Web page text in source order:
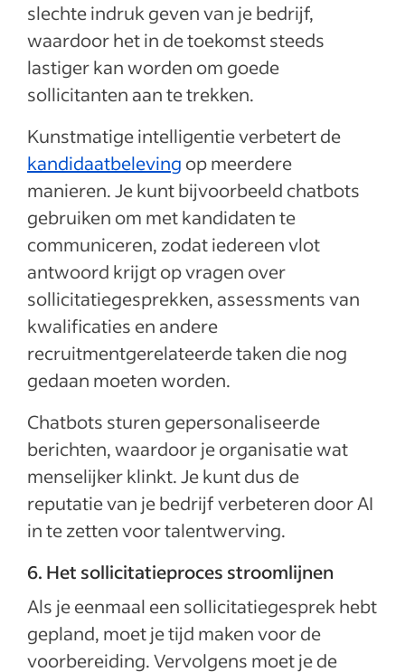
slechte indruk geven van je bedrijf,
waardoor het in de toekomst steeds
lastiger kan worden om goede
sollicitanten aan te trekken.
Kunstmatige intelligentie verbetert de
kandidaatbeleving op meerdere
manieren. Je kunt bijvoorbeeld chatbots
gebruiken om met kandidaten te
communiceren, zodat iedereen vlot
antwoord krijgt op vragen over
sollicitatiegesprekken, assessments van
kwalificaties en andere
recruitmentgerelateerde taken die nog
gedaan moeten worden.
Chatbots sturen gepersonaliseerde
berichten, waardoor je organisatie wat
menselijker klinkt. Je kunt dus de
reputatie van je bedrijf verbeteren door AI
in te zetten voor talentwerving.
6. Het sollicitatieproces stroomlijnen
Als je eenmaal een sollicitatiegesprek hebt
gepland, moet je tijd maken voor de
voorbereiding. Vervolgens moet je de